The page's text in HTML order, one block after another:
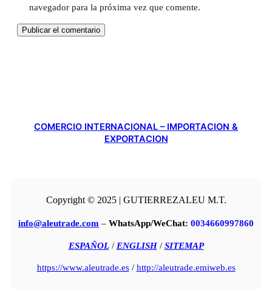
navegador para la próxima vez que comente.
COMERCIO INTERNACIONAL – IMPORTACION &
EXPORTACION
Copyright © 2025 | GUTIERREZALEU M.T.
info@aleutrade.com – WhatsApp/WeChat: 0034660997860
ESPAÑOL/ ENGLISH/ SITEMAP
https://www.aleutrade.es/ http://aleutrade.emiweb.es